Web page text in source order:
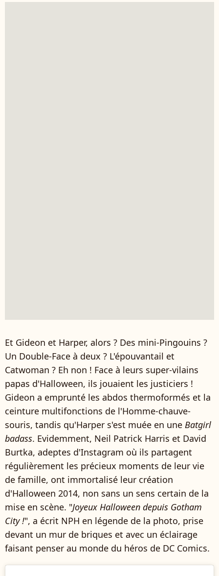
Et Gideon et Harper, alors ? Des mini-Pingouins ?
Un Double-Face à deux ? L'épouvantail et
Catwoman ? Eh non ! Face à leurs super-vilains
papas d'Halloween, ils jouaient les justiciers !
Gideon a emprunté les abdos thermoformés et la
ceinture multifonctions de l'Homme-chauve-
souris, tandis qu'Harper s'est muée en une Batgirl
badass. Evidemment, Neil Patrick Harris et David
Burtka, adeptes d'Instagram où ils partagent
régulièrement les précieux moments de leur vie
de famille, ont immortalisé leur création
d'Halloween 2014, non sans un sens certain de la
mise en scène. "Joyeux Halloween depuis Gotham
City !", a écrit NPH en légende de la photo, prise
devant un mur de briques et avec un éclairage
faisant penser au monde du héros de DC Comics.